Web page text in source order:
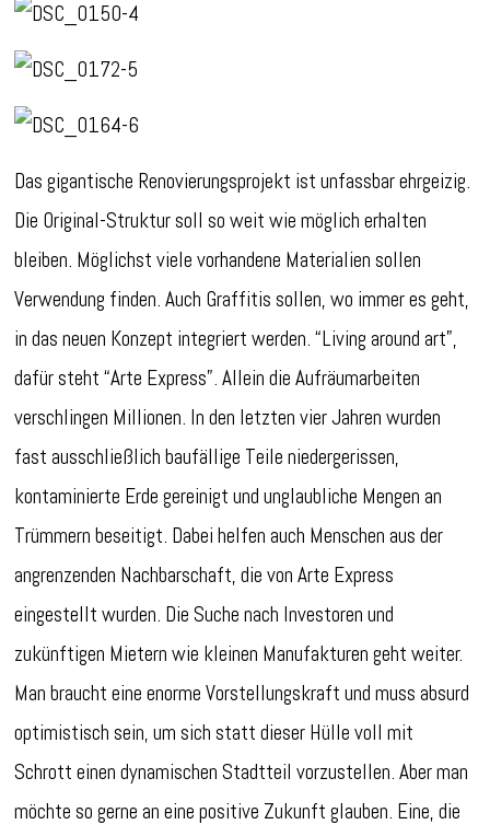
Das gigantische Renovierungsprojekt ist unfassbar ehrgeizig.
Die Original-Struktur soll so weit wie möglich erhalten
bleiben. Möglichst viele vorhandene Materialien sollen
Verwendung finden. Auch Graffitis sollen, wo immer es geht,
in das neuen Konzept integriert werden. “Living around art”,
dafür steht “Arte Express”. Allein die Aufräumarbeiten
verschlingen Millionen. In den letzten vier Jahren wurden
fast ausschließlich baufällige Teile niedergerissen,
kontaminierte Erde gereinigt und unglaubliche Mengen an
Trümmern beseitigt. Dabei helfen auch Menschen aus der
angrenzenden Nachbarschaft, die von Arte Express
eingestellt wurden. Die Suche nach Investoren und
zukünftigen Mietern wie kleinen Manufakturen geht weiter.
Man braucht eine enorme Vorstellungskraft und muss absurd
optimistisch sein, um sich statt dieser Hülle voll mit
Schrott einen dynamischen Stadtteil vorzustellen. Aber man
möchte so gerne an eine positive Zukunft glauben. Eine, die